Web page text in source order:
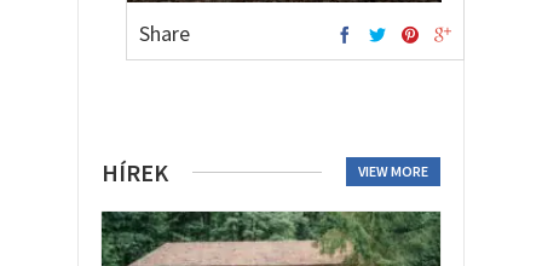
Share
HÍREK VIEW MORE